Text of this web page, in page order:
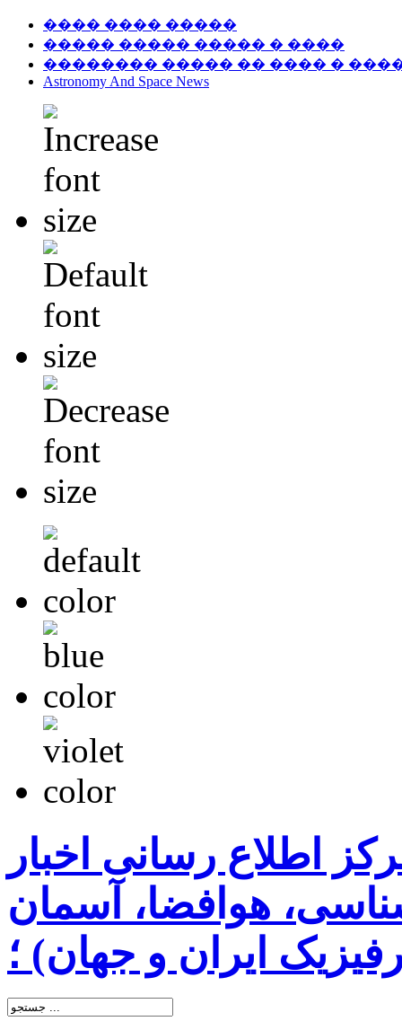
���� ���� �����
����� ����� ����� � ����
�������� ����� �� ���� �
Astronomy And Space News
اطلاع رسانی اخبار
هوافضا، آسمان
ایران و جهان) ؛